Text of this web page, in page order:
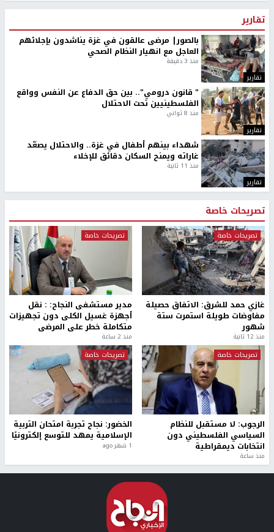
تقارير
تقارير
بالصور| مرضى عالقون في غزة يناشدون بإجلائهم
العاجل مع انهيار النظام الصحي
منذ 3 دقيقة
تقارير
" قانون درومي".. بين حق الدفاع عن النفس وواقع
الفلسطينيين تحت الاحتلال
منذ 8 ثواني
تقارير
شهداء بينهم أطفال في غزة.. والاحتلال يصعّد
غاراته ويمنح السكان دقائق للإخلاء
منذ 11 ثانية
تصريحات خاصة
تصريحات خاصة
غازي حمد للشرق: الاتفاق حصيلة
مفاوضات طويلة استمرت ستة
شهور
منذ 12 ثانية
تصريحات خاصة
مدير مستشفى النجاح: : نقل
أجهزة غسيل الكلى دون تجهيزات
متكاملة خطر على المرضى
منذ 2 ساعة
تصريحات خاصة
الرجوب: لا مستقبل للنظام
السياسي الفلسطيني دون
انتخابات ديمقراطية
منذ ساعة
تصريحات خاصة
الخضور: نجاح تجربة امتحان التربية
الإسلامية يمهد للتوسع إلكترونيًا
1 شهر ago